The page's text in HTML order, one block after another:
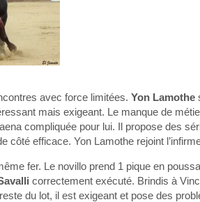
avec force limitées. Yon Lamothe
mais exigeant. Le manque de
compliquée pour lui. Il propose des
côté efficace. Yon Lamothe rejoint
fer. Le novillo prend 1 pique en
correctement exécuté. Brindis à
du lot, il est exigeant et pose des